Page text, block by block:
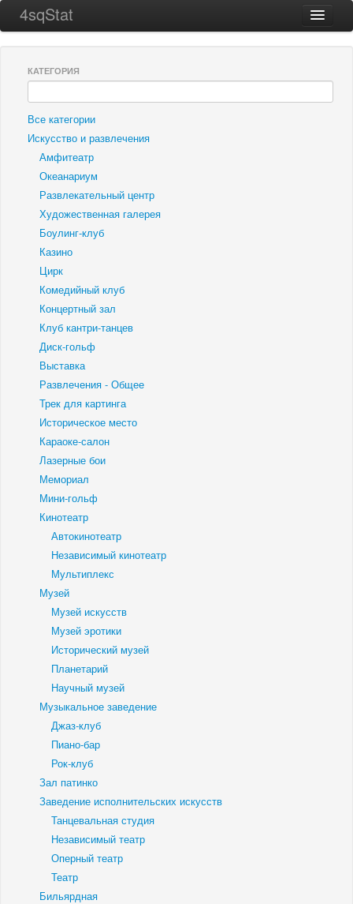
4sqStat
Города
О проекте
Контакты
КАТЕГОРИЯ
Все категории
Искусство и развлечения
Амфитеатр
Океанариум
Развлекательный центр
Художественная галерея
Боулинг-клуб
Казино
Цирк
Комедийный клуб
Концертный зал
Клуб кантри-танцев
Диск-гольф
Выставка
Развлечения - Общее
Трек для картинга
Историческое место
Караоке-салон
Лазерные бои
Мемориал
Мини-гольф
Кинотеатр
Автокинотеатр
Независимый кинотеатр
Мультиплекс
Музей
Музей искусств
Музей эротики
Исторический музей
Планетарий
Научный музей
Музыкальное заведение
Джаз-клуб
Пиано-бар
Рок-клуб
Зал патинко
Заведение исполнительских искусств
Танцевальная студия
Независимый театр
Оперный театр
Театр
Бильярдная